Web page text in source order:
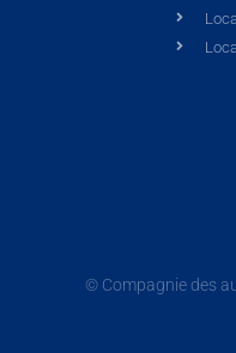
© Compagnie des